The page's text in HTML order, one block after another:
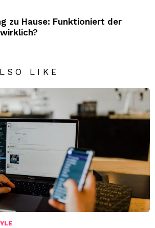
zu Hause: Funktioniert der
LIKE